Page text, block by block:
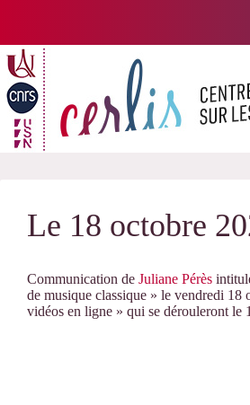
Le 18 octobre
Communication de Juliane Pérès
de musique classique » le vendredi 18
vidéos en ligne » qui se dérouleront le